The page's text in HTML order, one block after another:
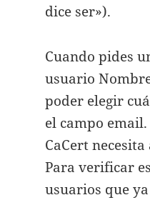
dice ser»).
Cuando pides
usuario
poder elegir
el campo
CaCert
Para verificar
usuarios que